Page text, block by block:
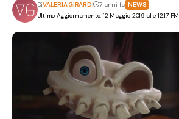
Ultimo Aggiornamento: 12 Maggio 2019 alle 12:17 PM
DiVALERIA GIRARDI 7 anni fa NEWS